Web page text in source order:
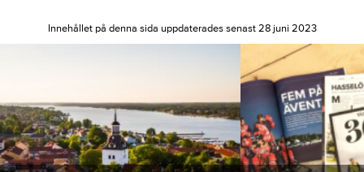
Innehållet på denna sida uppdaterades senast 28 juni 2023